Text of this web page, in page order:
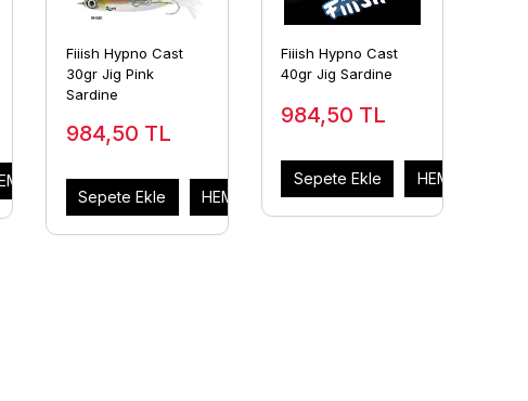
AL
Fiiish Hypno Cast
30gr Jig Pink
Sardine
984,50 TL
Sepete Ekle HEMEN AL
Fiiish Hypno Cast
40gr Jig Sardine
984,50 TL
Sepete Ekle HEMEN AL